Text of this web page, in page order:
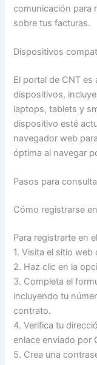
comunicación para
sobre tus facturas.
Dispositivos
El portal de CNT
dispositivos,
laptops, tablets y
dispositivo esté
navegador web
óptima al navegar
Pasos para
Cómo registrarse
Para registrarte en
1. Visita el sitio web
2. Haz clic en la
3. Completa el
incluyendo tu
contrato.
4. Verifica tu
enlace enviado por
5. Crea una